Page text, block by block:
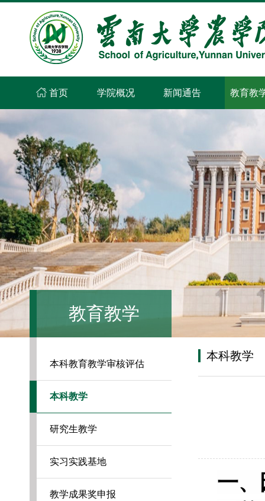
首页 学院概况 新闻通告 教育教
教育教学
本科教育教学审核评估
本科教学
研究生教学
实习实践基地
教学成果奖申报
本科教学
一